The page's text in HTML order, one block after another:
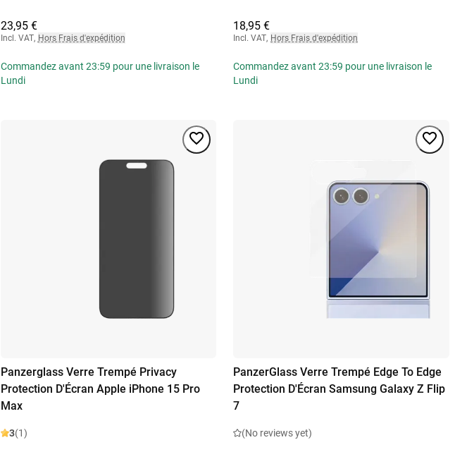
23,95 €
Incl. VAT, Hors Frais d'expédition
Commandez avant 23:59 pour une livraison le
Lundi
18,95 €
Incl. VAT, Hors Frais d'expédition
Commandez avant 23:59 pour une livraison le
Lundi
Panzerglass Verre Trempé Privacy
Protection D'Écran Apple iPhone 15 Pro
Max
3(1)
PanzerGlass Verre Trempé Edge To Edge
Protection D'Écran Samsung Galaxy Z Flip
7
(No reviews yet)